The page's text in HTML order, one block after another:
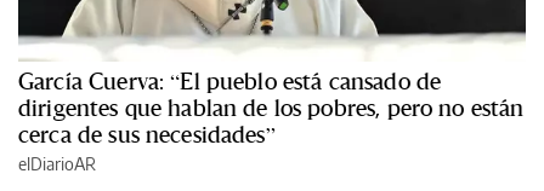
García Cuerva: “El pueblo está cansado de
dirigentes que hablan de los pobres, pero no están
cerca de sus necesidades”
elDiarioAR